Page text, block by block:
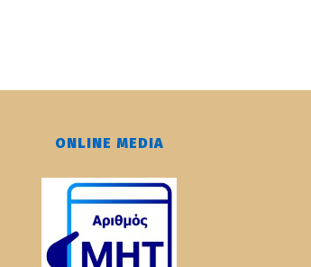
ONLINE MEDIA